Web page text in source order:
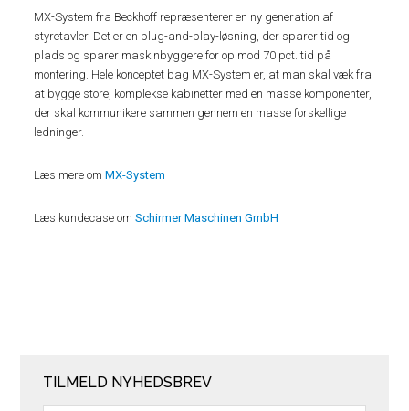
MX-System fra Beckhoff repræsenterer en ny generation af
styretavler. Det er en plug-and-play-løsning, der sparer tid og
plads og sparer maskinbyggere for op mod 70 pct. tid på
montering. Hele konceptet bag MX-System er, at man skal væk fra
at bygge store, komplekse kabinetter med en masse komponenter,
der skal kommunikere sammen gennem en masse forskellige
ledninger.
Læs mere omMX-System
Læs kundecase omSchirmer Maschinen GmbH
TILMELD NYHEDSBREV